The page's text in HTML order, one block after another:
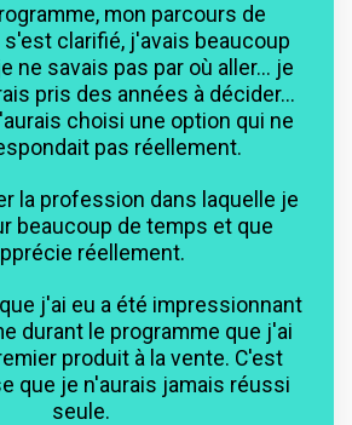
mon parcours de
clarifié, j'avais beaucoup
ne savais pas par où aller... je
pris des années à décider...
choisi une option qui ne
pas réellement.
la profession dans laquelle je
beaucoup de temps et que
réellement.
j'ai eu a été impressionnant
durant le programme que j'ai
produit à la vente. C'est
que je n'aurais jamais réussi
seule.